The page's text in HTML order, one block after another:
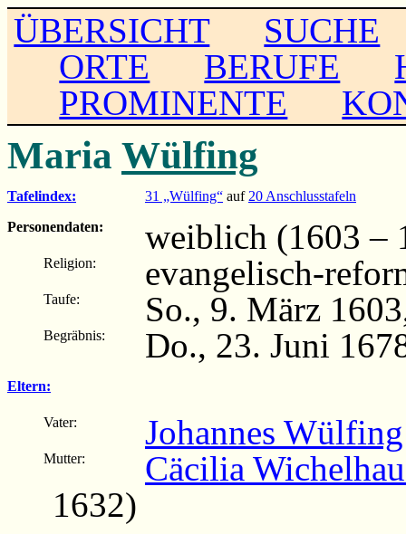
ÜBERSICHT
SUCHE
ORTE
BERUFE
PROMINENTE
Maria Wülfing
Tafelindex: 31 „Wülfing“ auf 20 Anschlusstafeln
Personendaten:
weiblich (1603 –
Religion: evangelisch-
Taufe: So., 9. März
Begräbnis: Do., 23. Juni
Eltern:
Vater: Johannes Wülfing
Mutter:
Cäcilia
1632)